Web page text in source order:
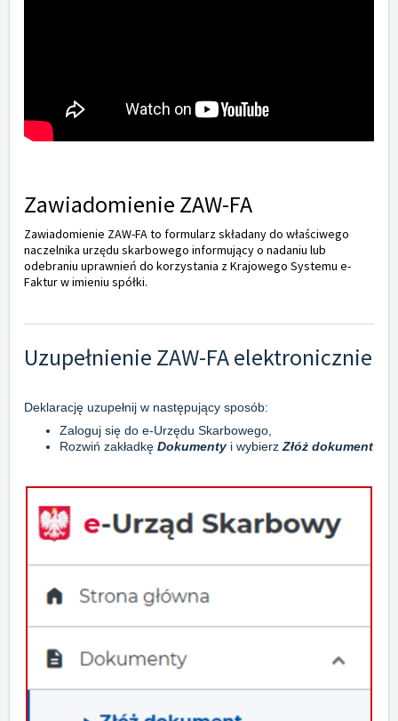
Zawiadomienie ZAW-FA
Zawiadomienie ZAW-FA to formularz składany do właściwego
naczelnika urzędu skarbowego informujący o nadaniu lub
odebraniu uprawnień do korzystania z Krajowego Systemu e-
Faktur w imieniu spółki.
Uzupełnienie ZAW-FA elektronicznie
Deklarację uzupełnij w następujący sposób:
Zaloguj się do e-Urzędu Skarbowego,
Rozwiń zakładkę Dokumentyi wybierz Złóż dokument